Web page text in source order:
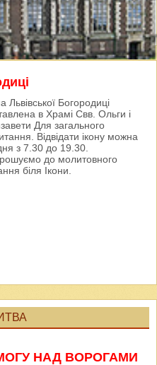
Львівської Богородиці
в Храмі Свв. Ольги і
Для загального
Відвідати ікону можна
з 7.30 до 19.30.
до молитовного
біля Ікони.
НАД ВОРОГАМИ